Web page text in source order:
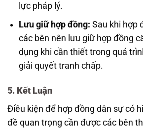
lực pháp lý.
Lưu giữ hợp đồng: Sau khi hợp
các bên nên lưu giữ hợp đồng
dụng khi cần thiết trong quá
giải quyết tranh chấp.
5. Kết Luận
Điều kiện để hợp đồng dân sự có
đề quan trọng cần được các bên